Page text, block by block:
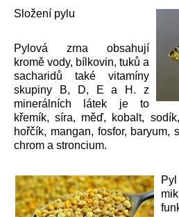
Složení pylu
Pylová zrna obsahují
kromě vody, bílkovin, tuků a
sacharidů také vitamíny
skupiny B, D, E a H. z
minerálních látek je to
křemík, síra, měď, kobalt,
hořčík, mangan, fosfor, baryum,
chrom a stroncium.